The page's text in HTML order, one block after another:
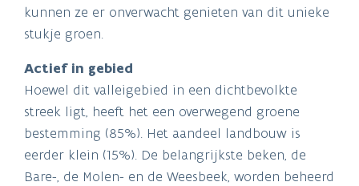
kunnen ze er onverwacht genieten van dit unieke
stukje groen.
Actief in gebied
Hoewel dit valleigebied in een dichtbevolkte
streek ligt, heeft het een overwegend groene
bestemming (85%). Het aandeel landbouw is
eerder klein (15%). De belangrijkste beken, de
Bare-, de Molen- en de Weesbeek, worden beheerd